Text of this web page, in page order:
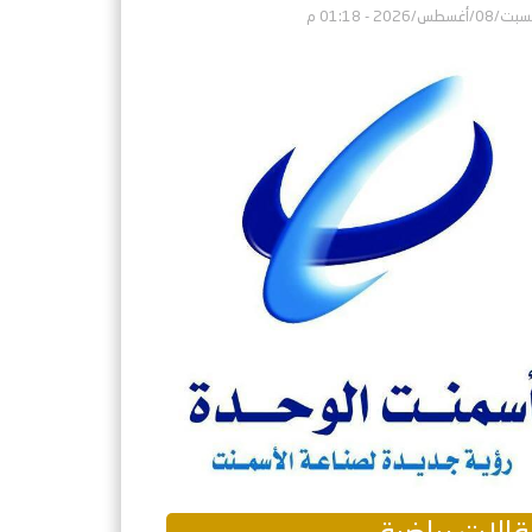
08/أغسطس/2026 - 01:18 م